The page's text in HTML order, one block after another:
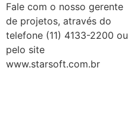
Fale com o nosso gerente
de projetos, através do
telefone (11) 4133-2200 ou
pelo site
www.starsoft.com.br